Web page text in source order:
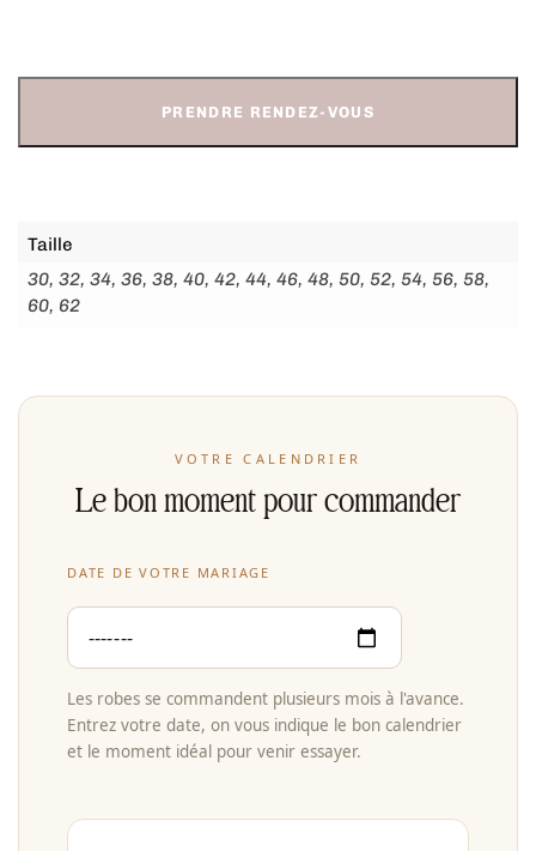
PRENDRE RENDEZ-VOUS
Taille
30, 32, 34, 36, 38, 40, 42, 44, 46, 48, 50, 52, 54, 56, 58,
60, 62
VOTRE CALENDRIER
Le bon moment pour commander
DATE DE VOTRE MARIAGE
Les robes se commandent plusieurs mois à l'avance.
Entrez votre date, on vous indique le bon calendrier
et le moment idéal pour venir essayer.